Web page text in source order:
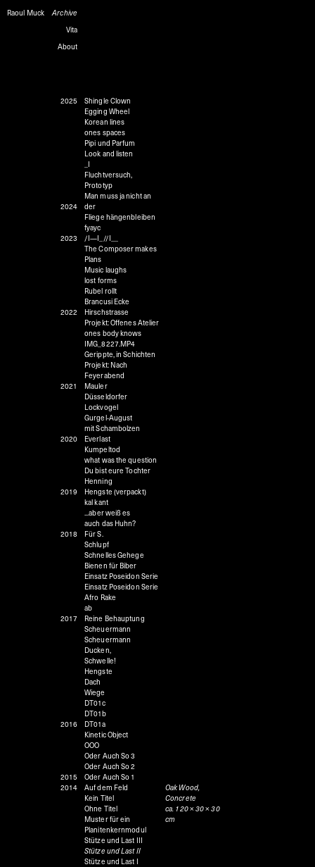
Raoul Muck
Archive
Vita
About
2025
2024
2023
2022
2021
2020
2019
2018
2017
2016
2015
2014
Shingle Clown
Egging Wheel
Korean lines
ones spaces
Pipi und Parfum
Look and listen
_I
Fluchtversuch,
Prototyp
Man muss ja nicht an
der
Fliege hängenbleiben
fyayc
/I—I_//I__
The Composer makes
Plans
Music laughs
lost forms
Rubel rollt
Brancusi Ecke
Hirschstrasse
Projekt: Offenes Atelier
ones body knows
IMG_8227.MP4
Gerippte, in Schichten
Projekt: Nach
Feyerabend
Mauler
Düsseldorfer
Lockvogel
Gurgel-August
mit Schambolzen
Everlast
Kumpeltod
what was the question
Du bist eure Tochter
Henning
Hengste (verpackt)
kal kant
...aber weiß es
auch das Huhn?
Für S.
Schlupf
Schnelles Gehege
Bienen für Biber
Einsatz Poseidon Serie
Einsatz Poseidon Serie
Afro Rake
ab
Reine Behauptung
Scheuermann
Scheuermann
Ducken,
Schwelle!
Hengste
Dach
Wiege
DT01c
DT01b
DT01a
Kinetic Object
OOO
Oder Auch So 3
Oder Auch So 2
Oder Auch So 1
Auf dem Feld
Kein Titel
Ohne Titel
Muster für ein
Planitenkernmodul
Stütze und Last III
Stütze und Last II
Stütze und Last I
Oak Wood,
Concrete
ca. 120 × 30 × 30
cm